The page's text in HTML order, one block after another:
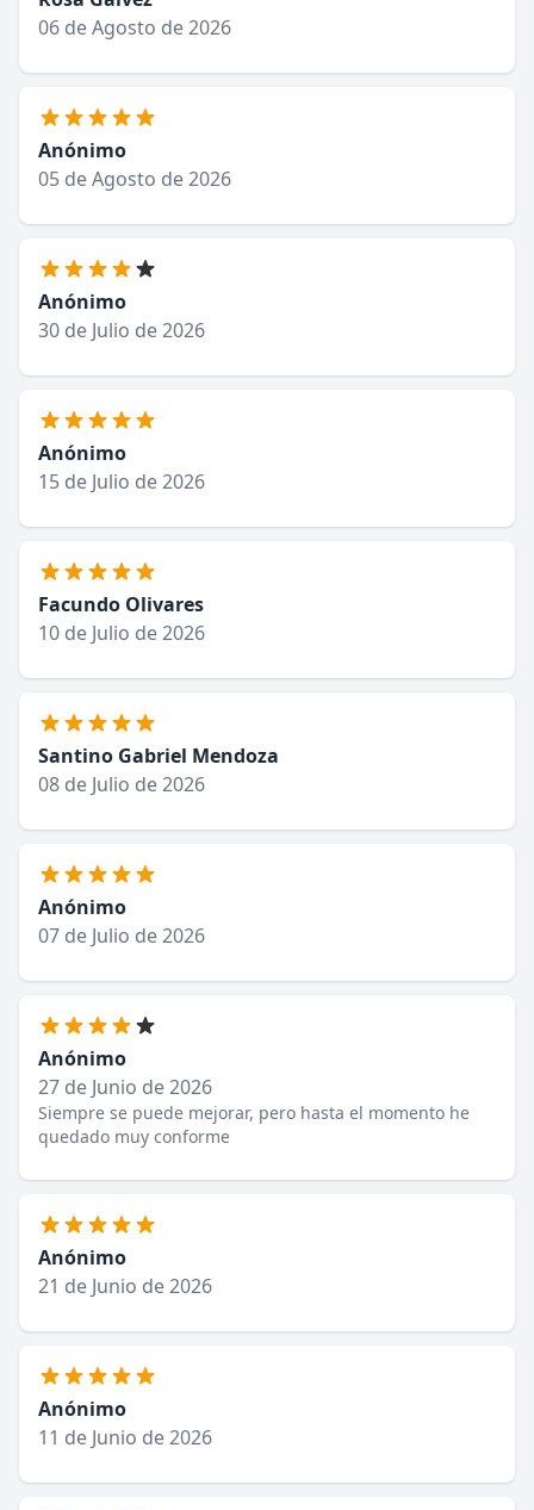
06 de Agosto de 2026
Anónimo
05 de Agosto de 2026
Anónimo
30 de Julio de 2026
Anónimo
15 de Julio de 2026
Facundo Olivares
10 de Julio de 2026
Santino Gabriel Mendoza
08 de Julio de 2026
Anónimo
07 de Julio de 2026
Anónimo
27 de Junio de 2026
Siempre se puede mejorar, pero hasta el momento he
quedado muy conforme
Anónimo
21 de Junio de 2026
Anónimo
11 de Junio de 2026